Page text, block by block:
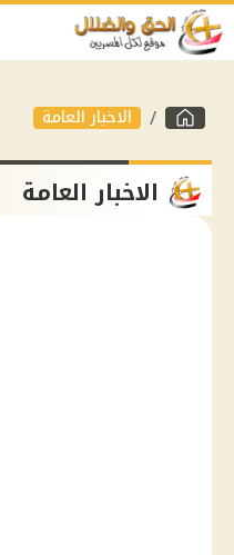
الاخبار العامة
الاخبار العامة